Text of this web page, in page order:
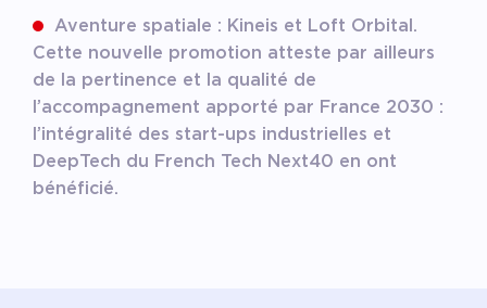
Aventure spatiale : Kineis et Loft Orbital.
Cette nouvelle promotion atteste par ailleurs
de la pertinence et la qualité de
l’accompagnement apporté par France 2030 :
l’intégralité des start-ups industrielles et
DeepTech du French Tech Next40 en ont
bénéficié.